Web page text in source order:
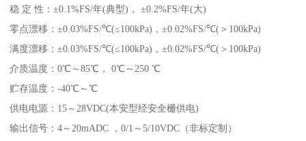
稳 定 性：±0.1%FS/年(典型)， ±0.2%FS/年(大)
零点漂移：±0.03%FS/℃(≤100kPa)，±0.02%FS/℃(＞100kPa)
满度漂移：±0.03%FS/℃(≤100kPa)，±0.02%FS/℃(＞100kPa)
介质温度：0℃～85℃， 0℃～250 ℃
贮存温度：-40℃～℃
供电电源：15～28VDC(本安型经安全栅供电)
输出信号：4～20mADC ，0/1～5/10VDC（非标定制）